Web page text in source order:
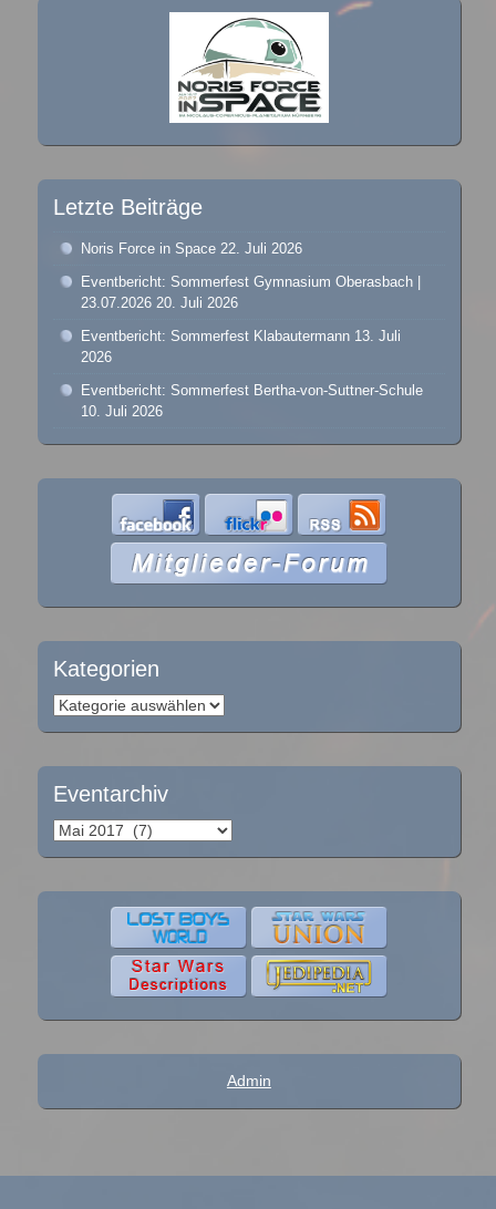
Letzte Beiträge
Noris Force in Space 22. Juli 2026
Eventbericht: Sommerfest Gymnasium Oberasbach |
23.07.2026 20. Juli 2026
Eventbericht: Sommerfest Klabautermann 13. Juli
2026
Eventbericht: Sommerfest Bertha-von-Suttner-Schule
10. Juli 2026
Kategorien
Kategorien
Eventarchiv
Eventarchiv
Admin